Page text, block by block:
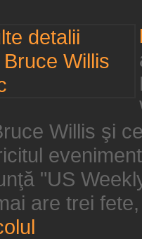
Willis şi
"US
are trei